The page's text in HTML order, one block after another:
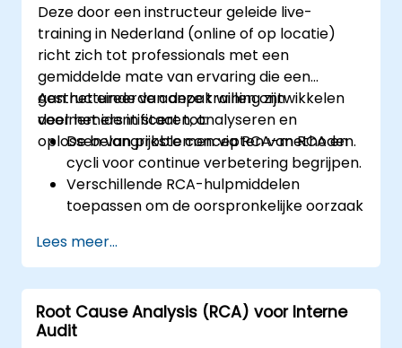
Deze door een instructeur geleide live-
training in Nederland (online of op locatie)
richt zich tot professionals met een
gemiddelde mate van ervaring die een
gestructureerde aanpak willen ontwikkelen
voor het identificeren, analyseren en
oplossen van problemen via RCA-methoden.
Aan het einde van deze training zijn
deelnemers in staat tot:
De belangrijkste concepten van RCA en
cycli voor continue verbetering begrijpen.
Verschillende RCA-hulpmiddelen
toepassen om de oorspronkelijke oorzaak
Effectieve
probleemoplossingsstrategieën
ontwikkelen en implementeren.
RCA integreren in organisatorische
verbeterings- en preventiemaatregelen.
Lees meer...
Root Cause Analysis (RCA) voor Interne
Audit